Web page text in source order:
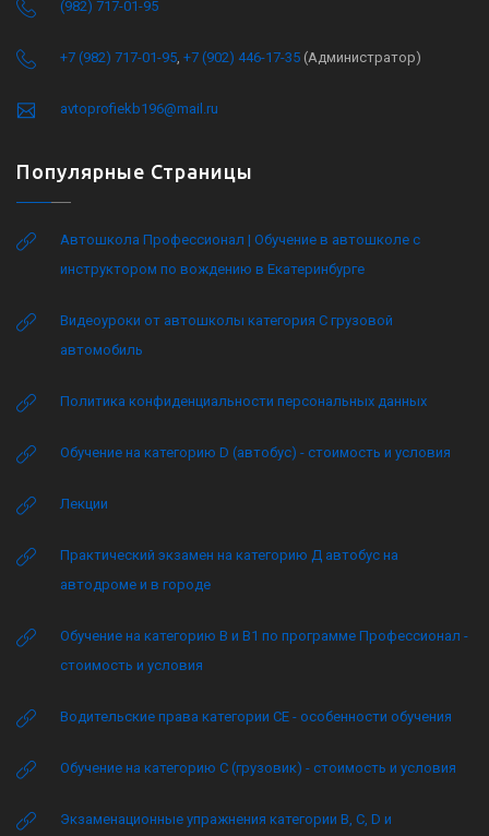
(982) 717-01-95
+7 (982) 717-01-95 +7 (902) 446-17-35 (Администратор)
avtoprofiekb196@mail.ru
Популярные Страницы
Автошкола Профессионал | Обучение в автошколе с
инструктором по вождению в Екатеринбурге
Видеоуроки от автошколы категория C грузовой
автомобиль
Политика конфиденциальности персональных данных
Обучение на категорию D (автобус) - стоимость и условия
Лекции
Практический экзамен на категорию Д автобус на
автодроме и в городе
Обучение на категорию B и B1 по программе Профессионал -
стоимость и условия
Водительские права категории CE - особенности обучения
Обучение на категорию C (грузовик) - стоимость и условия
Экзаменационные упражнения категории B, C, D и